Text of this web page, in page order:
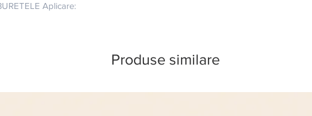
Aplicare:
Produse similare